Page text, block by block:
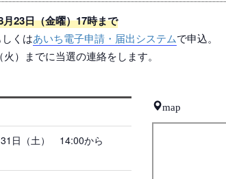
23日（金曜）17時まで
くはあいち電子申請・届出システムで申込。
）までに当選の連絡をします。
日（土） 14:00から
map